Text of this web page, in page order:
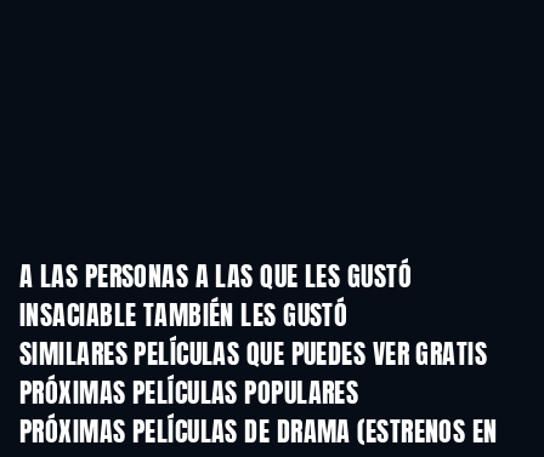
A LAS PERSONAS A LAS QUE LES GUSTÓ
INSACIABLE TAMBIÉN LES GUSTÓ
SIMILARES PELÍCULAS QUE PUEDES VER GRATIS
PRÓXIMAS PELÍCULAS POPULARES
PRÓXIMAS PELÍCULAS DE DRAMA (ESTRENOS EN